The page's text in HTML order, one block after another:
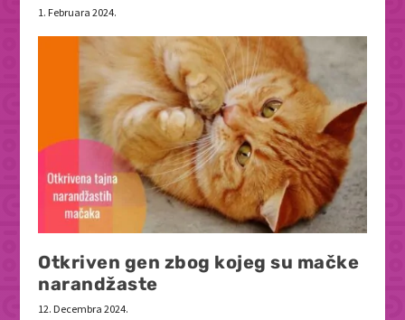
1. Februara 2024.
Otkriven gen zbog kojeg su mačke
narandžaste
12. Decembra 2024.